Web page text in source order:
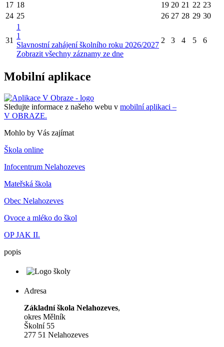
17 18 19 20 21 22 23
24 25 26 27 28 29 30
31
1
1
Slavnostní zahájení školního roku 2026/2027
Zobrazit všechny záznamy ze dne
2 3 4 5 6
Mobilní aplikace
Sledujte informace z našeho webu v mobilní aplikaci –
V OBRAZE.
Mohlo by Vás zajímat
Škola online
Infocentrum Nelahozeves
Mateřská škola
Obec Nelahozeves
Ovoce a mléko do škol
OP JAK II.
popis
Adresa
Základní škola Nelahozeves,
okres Mělník
Školní 55
277 51 Nelahozeves